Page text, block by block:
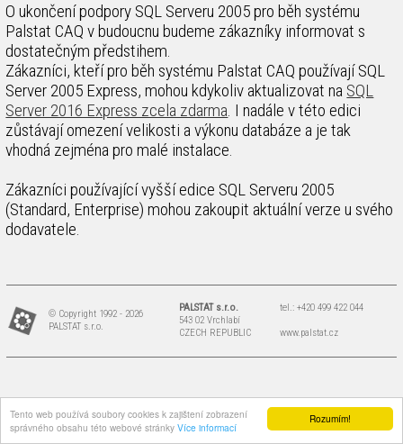
Rozumím!
Tento web používá soubory cookies k zajištení zobrazení
správného obsahu této webové stránky Více informací
O ukončení podpory SQL Serveru 2005 pro běh systému
Palstat CAQ v budoucnu budeme zákazníky informovat s
dostatečným předstihem.
Zákazníci, kteří pro běh systému Palstat CAQ používají SQL
Server 2005 Express, mohou kdykoliv aktualizovat na SQL
Server 2016 Express zcela zdarma. I nadále v této edici
zůstávají omezení velikosti a výkonu databáze a je tak
vhodná zejména pro malé instalace.
Zákazníci používající vyšší edice SQL Serveru 2005
(Standard, Enterprise) mohou zakoupit aktuální verze u svého
dodavatele.
© Copyright 1992 - 2026
PALSTAT s.r.o.
PALSTAT s.r.o.
543 02 Vrchlabí
CZECH REPUBLIC
tel.: +420 499 422 044
www.palstat.cz